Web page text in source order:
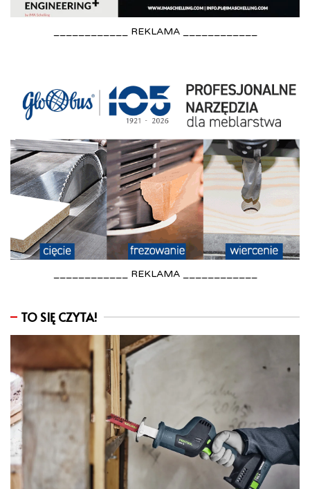
____________ REKLAMA ____________
____________ REKLAMA ____________
TO SIĘ CZYTA!